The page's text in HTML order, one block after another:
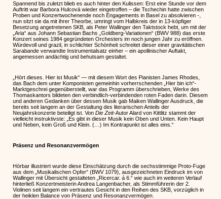
Spannend bis zuletzt blieb es auch hinter den Kulissen: Erst eine Stunde vor dem
Auftritt war Barbora Hulcovä wieder eingetroffen – die Tschechin hatte zwischen
Proben und Konzertwochenende noch Engagements in Basel zu absolvieren -,
nun sitzt sie da mit ihrer Theorbe, umringt vom Halbkreis der in 13-köpfiger
Besetzung angetretenen SKB, als Peter Wallinger den Taktstock hebt, um mit der
„Aria“ aus Johann Sebastian Bachs „Goldberg-Variationen“ (BWV 988) das erste
Konzert seines 1984 gegründeten Orchesters im noch jungen Jahr zu eröffnen.
Würdevoll und grazil, in schlichter Schönheit schreitet dieser einer gravitätischen
Sarabande verwandte Instrumentalsatz einher – ein apollinischer Auftakt,
angemessen andächtig und behutsam gestaltet.
„Hört dieses. Hier ist Musik“ — mit diesem Wort des Pianisten James Rhodes,
das Bach dem unter Komponisten gemeinhin vorherrschenden „Hier bin ich“-
Marktgeschrei gegenüberstellt, war das Programm überschrieben, Werke des
Thomaskantors bildeten den verbindlich-verbindenden roten Faden darin. Diesem
und anderen Gedanken über dessen Musik gab Maiken Wallinger Ausdruck, die
bereits seit langem an der Gestaltung des literarischen Anteils der
Neujahrskonzerte beteiligt ist. VonDie Zeit-Autor Alard von Kittlitz stammt der
vielleicht instruktivste: „Es gibt in dieser Musik kein Oben und Unten. Kein Haupt
und Neben, kein Groß und Klein. (…) Im Kontrapunkt ist alles eins.“
Präsenz und Resonanzvermögen
Hörbar illustriert wurde diese Einschätzung durch die sechsstimmige Proto-Fuge
aus dem „Musikalischen Opfer“ (BWV 1079), ausgezeichneten Eindruck im von
Wallinger mit Übersicht gestalteten „Ricercar. á 6.“ wie auch im weiteren Verlauf
hinterließ Konzertmeisterin Andrea Langenbacher, als Stimmführerin der 2.
Violinen seit langem ein vertrautes Gesicht in den Reihen des SKB, vorzüglich in
der heiklen Balance von Präsenz und Resonanzvermögen.